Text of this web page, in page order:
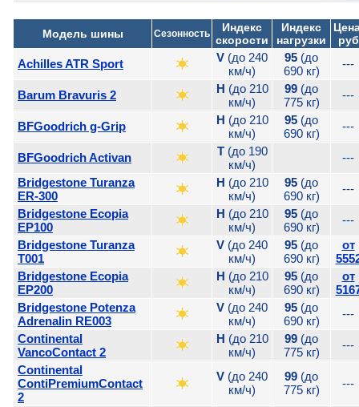
Модель шины Сезонность
Индекс
скорости
Индекс
нагрузки
руб
Achilles ATR Sport V (до 240
км/ч)
95 (до
690 кг)
---
Barum Bravuris 2 H (до 210
км/ч)
99 (до
775 кг)
---
BFGoodrich g-Grip H (до 210
км/ч)
95 (до
690 кг)
---
BFGoodrich Activan T(до 190
км/ч)
---
Bridgestone Turanza
ER-300
H (до 210
км/ч)
95 (до
690 кг)
---
Bridgestone Ecopia
EP100
H (до 210
км/ч)
95 (до
690 кг)
---
Bridgestone Turanza
T001
V (до 240
км/ч)
95 (до
690 кг)
от
Bridgestone Ecopia
EP200
H (до 210
км/ч)
95 (до
690 кг)
от
Bridgestone Potenza
Adrenalin RE003
V (до 240
км/ч)
95 (до
690 кг)
---
Continental
VancoContact 2
H (до 210
км/ч)
99 (до
775 кг)
---
Continental
ContiPremiumContact
2
V (до 240
км/ч)
99 (до
775 кг)
---